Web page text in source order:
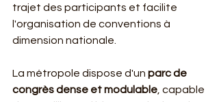
trajet des participants et facilite
l'organisation de conventions à
dimension nationale.
La métropole dispose d'un parc de
congrès dense et modulable, capable